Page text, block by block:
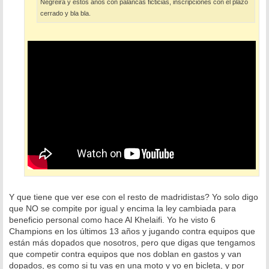
Negreira y estos años con palancas ficticias, inscripciones con el plazo
cerrado y bla bla.
Y que tiene que ver ese con el resto de madridistas? Yo solo digo
que NO se compite por igual y encima la ley cambiada para
beneficio personal como hace Al Khelaifi. Yo he visto 6
Champions en los últimos 13 años y jugando contra equipos que
están más dopados que nosotros, pero que digas que tengamos
que competir contra equipos que nos doblan en gastos y van
dopados, es como si tu vas en una moto y yo en bicleta, y por